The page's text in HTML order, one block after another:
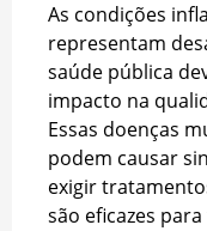
As condições
representam
saúde pública
impacto na
Essas doenças
podem causar
exigir
são eficazes